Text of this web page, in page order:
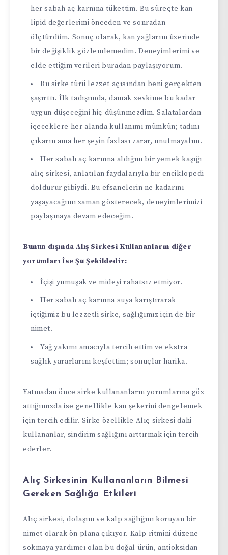
her sabah aç karnına tükettim. Bu süreçte kan
lipid değerlerimi önceden ve sonradan
ölçtürdüm. Sonuç olarak, kan yağlarım üzerinde
bir değişiklik gözlemlemedim. Deneyimlerimi ve
elde ettiğim verileri buradan paylaşıyorum.
Bu sirke türü lezzet açısından beni gerçekten
şaşırttı. İlk tadışımda, damak zevkime bu kadar
uygun düşeceğini hiç düşünmezdim. Salatalardan
içeceklere her alanda kullanımı mümkün; tadını
çıkarın ama her şeyin fazlası zarar, unutmayalım.
Her sabah aç karnına aldığım bir yemek kaşığı
alıç sirkesi, anlatılan faydalarıyla bir enciklopedi
doldurur gibiydi. Bu efsanelerin ne kadarını
yaşayacağımı zaman gösterecek, deneyimlerimizi
paylaşmaya devam edeceğim.
Bunun dışında Alış Sirkesi Kullananların diğer
yorumları İse Şu Şekildedir:
İçişi yumuşak ve mideyi rahatsız etmiyor.
Her sabah aç karnına suya karıştırarak
içtiğimiz bu lezzetli sirke, sağlığımız için de bir
nimet.
Yağ yakımı amacıyla tercih ettim ve ekstra
sağlık yararlarını keşfettim; sonuçlar harika.
Yatmadan önce sirke kullananların yorumlarına göz
attığımızda ise genellikle kan şekerini dengelemek
için tercih edilir. Sirke özellikle Alıç sirkesi dahi
kullananlar, sindirim sağlığını arttırmak için tercih
ederler.
Alıç Sirkesinin Kullananların Bilmesi
Gereken Sağlığa Etkileri
Alıç sirkesi, dolaşım ve kalp sağlığını koruyan bir
nimet olarak ön plana çıkıyor. Kalp ritmini düzene
sokmaya yardımcı olan bu doğal ürün, antioksidan